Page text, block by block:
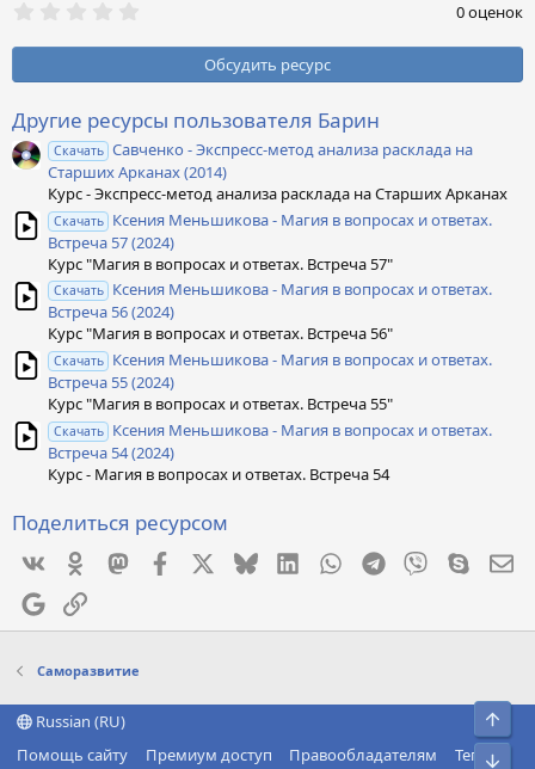
0
з
ё
з
д
0 оценок
Обсудить ресурс
Другие ресурсы пользователя Барин
Скачать Савченко - Экспресс-метод анализа расклада на
Старших Арканах (2014)
Курс - Экспресс-метод анализа расклада на Старших Арканах
Скачать Ксения Меньшикова - Магия в вопросах и ответах.
Встреча 57 (2024)
Курс "Магия в вопросах и ответах. Встреча 57"
Скачать Ксения Меньшикова - Магия в вопросах и ответах.
Встреча 56 (2024)
Курс "Магия в вопросах и ответах. Встреча 56"
Скачать Ксения Меньшикова - Магия в вопросах и ответах.
Встреча 55 (2024)
Курс "Магия в вопросах и ответах. Встреча 55"
Скачать Ксения Меньшикова - Магия в вопросах и ответах.
Встреча 54 (2024)
Курс - Магия в вопросах и ответах. Встреча 54
Поделиться ресурсом
VkontakteOdnoklassniki
MastodonFacebook BlueskyLinkedInWhatsApp
Telegram
Viber Skype
GoogleСсылка
Саморазвитие
Russian (RU)
Помощь сайту
Премиум доступ Правообладателям
Теги